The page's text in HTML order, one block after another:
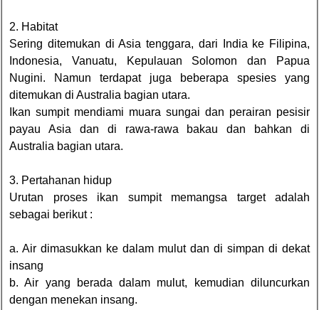
2. Habitat
Sering ditemukan di Asia tenggara, dari India ke Filipina,
Indonesia, Vanuatu, Kepulauan Solomon dan Papua
Nugini. Namun terdapat juga beberapa spesies yang
ditemukan di Australia bagian utara.
Ikan sumpit mendiami muara sungai dan perairan pesisir
payau Asia dan di rawa-rawa bakau dan bahkan di
Australia bagian utara.
3. Pertahanan hidup
Urutan proses ikan sumpit memangsa target adalah
sebagai berikut :
a. Air dimasukkan ke dalam mulut dan di simpan di dekat
insang
b. Air yang berada dalam mulut, kemudian diluncurkan
dengan menekan insang.